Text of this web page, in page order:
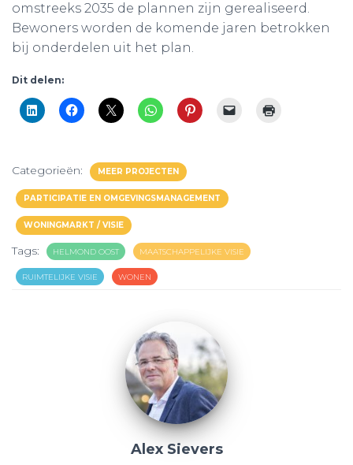
omstreeks 2035 de plannen zijn gerealiseerd.
Bewoners worden de komende jaren betrokken
bij onderdelen uit het plan.
Dit delen:
Categorieën: MEER PROJECTEN
PARTICIPATIE EN OMGEVINGSMANAGEMENT
WONINGMARKT / VISIE
Tags: HELMOND OOST MAATSCHAPPELIJKE VISIE
RUIMTELIJKE VISIE WONEN
Alex Sievers